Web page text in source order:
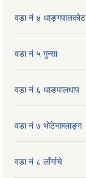
वडा नं ४ थाङ्गपालकाेट
वडा नं ५ गुन्सा
वडा नं ६ थाङपालधाप
वडा नं ७ भाेटेनाम्लाङ्ग
वडा नं ८ लाँर्गाचे